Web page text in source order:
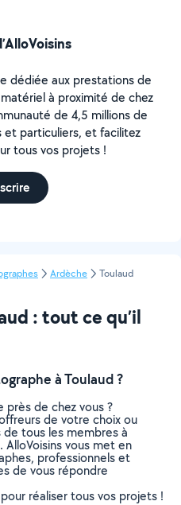
dédiée aux prestations de
à proximité de chez
de 4,5 millions de
et particuliers, et facilitez
tous vos projets !
Ardèche Toulaud
: tout ce qu’il
à Toulaud ?
près de chez vous ?
de votre choix ou
tous les membres à
vous met en
professionnels et
de vous répondre
réaliser tous vos projets !